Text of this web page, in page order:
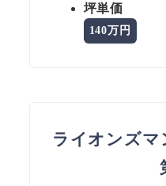
坪単価
140万円
ライオンズマ